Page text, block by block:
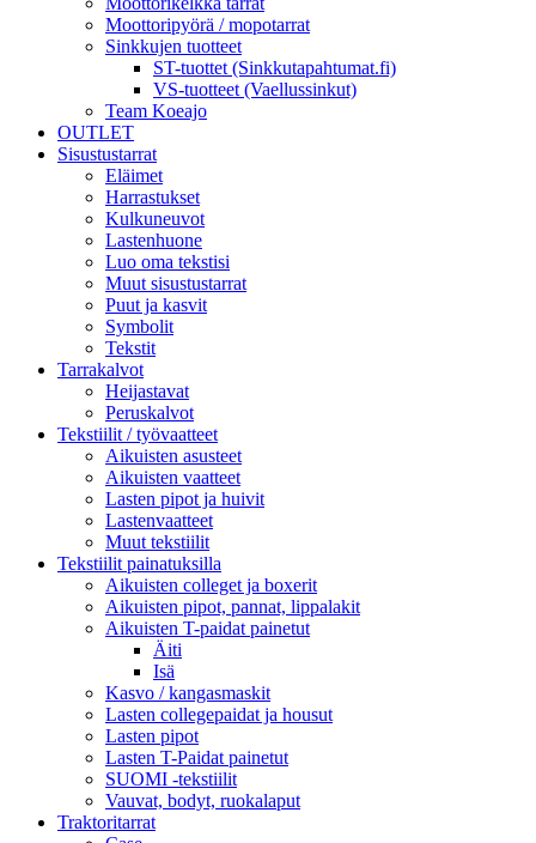
Moottoripyörä / mopotarrat
Sinkkujen tuotteet
ST-tuottet (Sinkkutapahtumat.fi)
VS-tuotteet (Vaellussinkut)
Team Koeajo
OUTLET
Sisustustarrat
Eläimet
Harrastukset
Kulkuneuvot
Lastenhuone
Luo oma tekstisi
Muut sisustustarrat
Puut ja kasvit
Symbolit
Tekstit
Tarrakalvot
Heijastavat
Peruskalvot
Tekstiilit / työvaatteet
Aikuisten asusteet
Aikuisten vaatteet
Lasten pipot ja huivit
Lastenvaatteet
Muut tekstiilit
Tekstiilit painatuksilla
Aikuisten colleget ja boxerit
Aikuisten pipot, pannat, lippalakit
Aikuisten T-paidat painetut
Äiti
Isä
Kasvo / kangasmaskit
Lasten collegepaidat ja housut
Lasten pipot
Lasten T-Paidat painetut
SUOMI -tekstiilit
Vauvat, bodyt, ruokalaput
Traktoritarrat